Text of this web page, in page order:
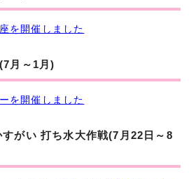
を開催しました
月～1月)
を開催しました
がい 打ち水大作戦(7月22日～8